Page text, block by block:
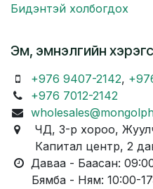
Бидэнтэй холбогдох
Эм, эмнэлгийн
+976 9407-2142,
+976 7012-2142
ЧД, 3-р хороо,
Капитал центр, 2
Даваа - Баасан:
Бямба - Ням: 10:00-